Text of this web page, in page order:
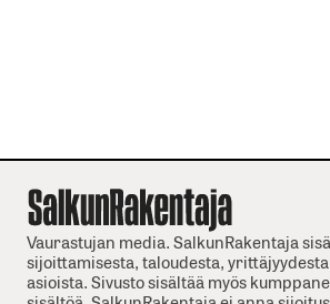
Vaurastujan media. SalkunRakentaja
sijoittamisesta, taloudesta,
asioista. Sivusto sisältää myös